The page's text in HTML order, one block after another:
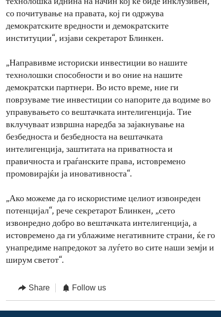
технолошка иднина на начин кој ќе биде инклузивен,
со почитување на правата, кој ги одржува
демократските вредности и демократските
институции“, изјави секретарот Блинкен.
„Направивме историски инвестиции во нашите
технолошки способности и во оние на нашите
демократски партнери. Во исто време, ние ги
поврзуваме тие инвестиции со напорите да водиме во
управувањето со вештачката интелигенција. Тие
вклучуваат извршна наредба за зајакнување на
безбедноста и безбедноста на вештачката
интелигенција, заштитата на приватноста и
правичноста и граѓанските права, истовремено
промовирајќи ја иновативноста“.
„Ако можеме да го искористиме целиот извонреден
потенцијал“, рече секретарот Блинкен, „сето
извонредно добро во вештачката интелигенција, а
истовремено да ги ублажиме негативните страни, ќе го
унапредиме напредокот за луѓето во сите наши земји и
ширум светот“.
Share Follow us